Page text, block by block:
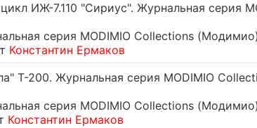
ИЖ-7.110 "Сириус". Журнальная серия
серия MODIMIO Collections
Константин Ермаков
Т-200. Журнальная серия MODIMIO
серия MODIMIO Collections
Константин Ермаков